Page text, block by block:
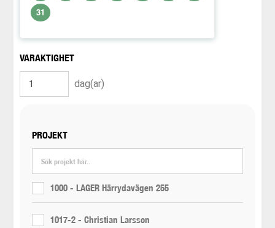
31
VARAKTIGHET
dag(ar)
PROJEKT
1000 - LAGER Härrydavägen 255
1017-2 - Christian Larsson